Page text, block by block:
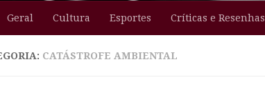
Geral Cultura Esportes Críticas e Resenhas
CATÁSTROFE AMBIENTAL